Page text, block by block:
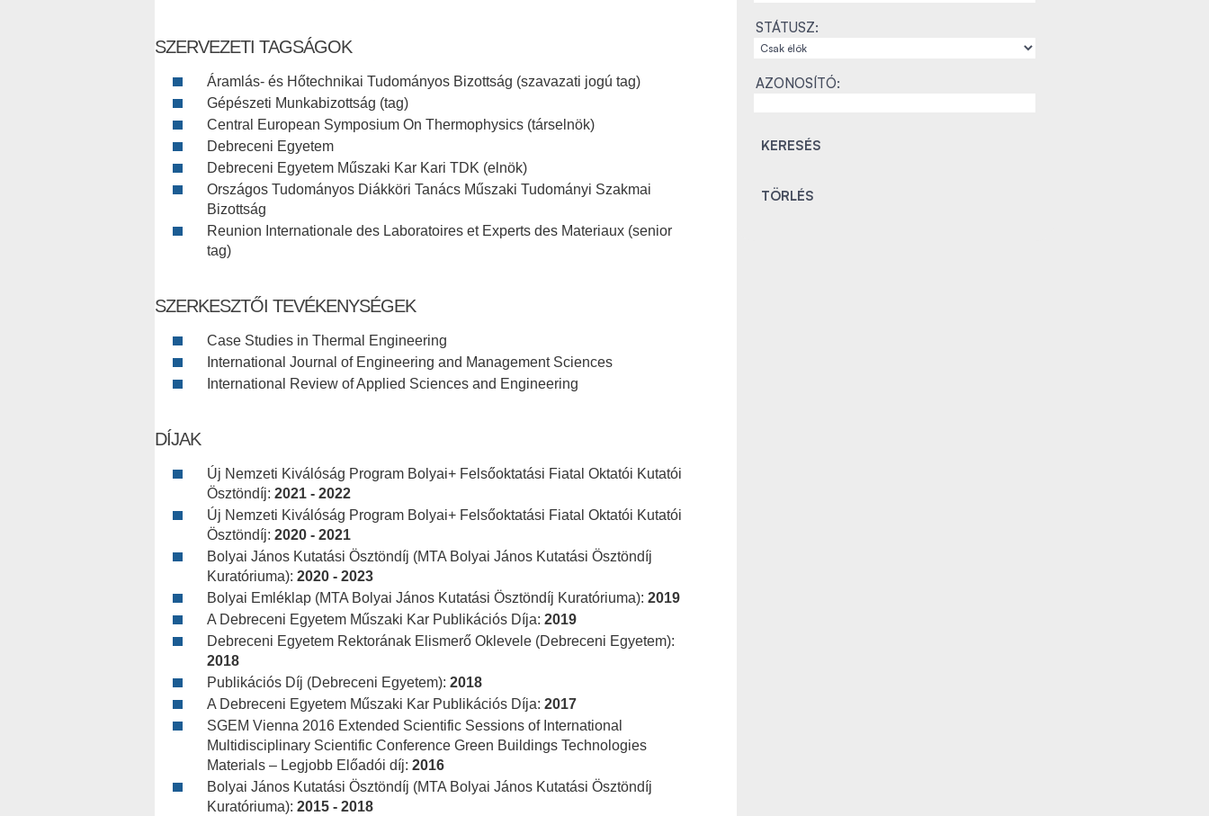
SZERVEZETI TAGSÁGOK
Áramlás- és Hőtechnikai Tudományos Bizottság (szavazati jogú tag)
Gépészeti Munkabizottság (tag)
Central European Symposium On Thermophysics (társelnök)
Debreceni Egyetem
Debreceni Egyetem Műszaki Kar Kari TDK (elnök)
Országos Tudományos Diákköri Tanács Műszaki Tudományi Szakmai
Bizottság
Reunion Internationale des Laboratoires et Experts des Materiaux (senior
tag)
SZERKESZTŐI TEVÉKENYSÉGEK
Case Studies in Thermal Engineering
International Journal of Engineering and Management Sciences
International Review of Applied Sciences and Engineering
DÍJAK
Új Nemzeti Kiválóság Program Bolyai+ Felsőoktatási Fiatal Oktatói Kutatói
Ösztöndíj: 2021 - 2022
Új Nemzeti Kiválóság Program Bolyai+ Felsőoktatási Fiatal Oktatói Kutatói
Ösztöndíj: 2020 - 2021
Bolyai János Kutatási Ösztöndíj (MTA Bolyai János Kutatási Ösztöndíj
Kuratóriuma): 2020 - 2023
Bolyai Emléklap (MTA Bolyai János Kutatási Ösztöndíj Kuratóriuma): 2019
A Debreceni Egyetem Műszaki Kar Publikációs Díja: 2019
Debreceni Egyetem Rektorának Elismerő Oklevele (Debreceni Egyetem):
2018
Publikációs Díj (Debreceni Egyetem): 2018
A Debreceni Egyetem Műszaki Kar Publikációs Díja: 2017
SGEM Vienna 2016 Extended Scientific Sessions of International
Multidisciplinary Scientific Conference Green Buildings Technologies
Materials – Legjobb Előadói díj: 2016
Bolyai János Kutatási Ösztöndíj (MTA Bolyai János Kutatási Ösztöndíj
Kuratóriuma): 2015 - 2018
STÁTUSZ:
AZONOSÍTÓ: